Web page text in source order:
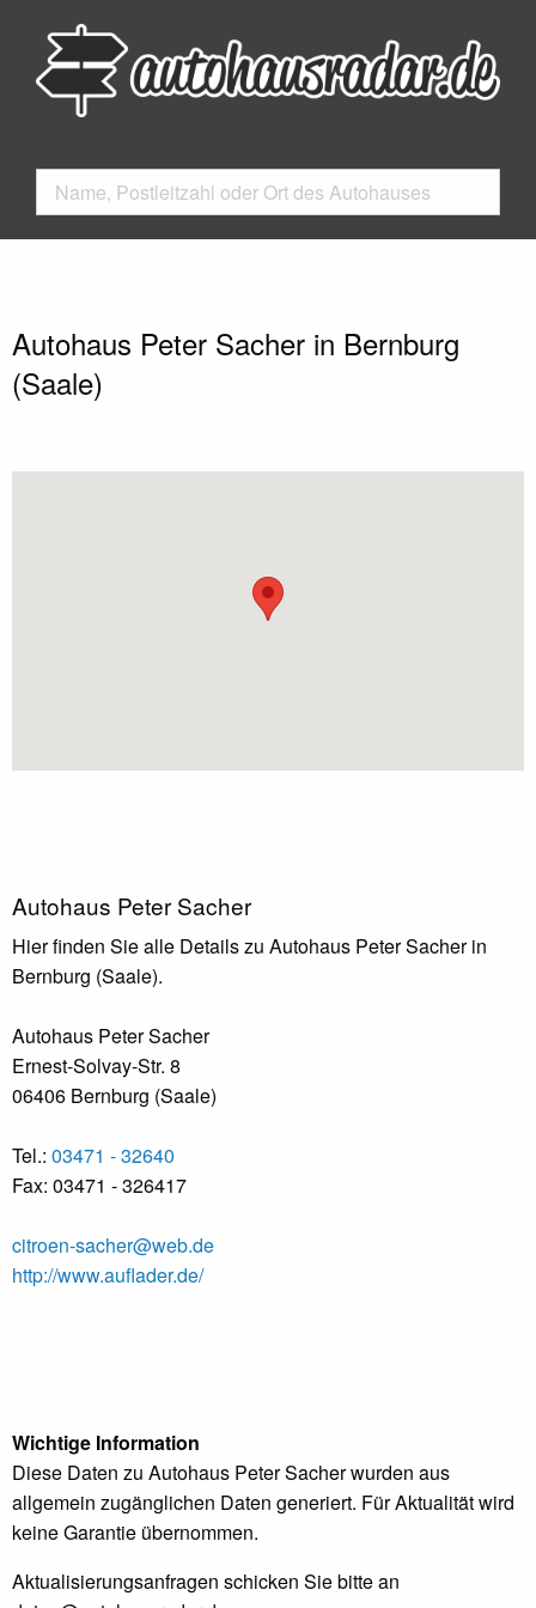
Autohaus Peter Sacher in Bernburg
(Saale)
Autohaus Peter Sacher
Hier finden Sie alle Details zu Autohaus Peter Sacher in
Bernburg (Saale).
Autohaus Peter Sacher
Ernest-Solvay-Str. 8
06406 Bernburg (Saale)
Tel.: 03471 - 32640
Fax: 03471 - 326417
citroen-sacher@web.de
http://www.auflader.de/
Wichtige Information
Diese Daten zu Autohaus Peter Sacher wurden aus
allgemein zugänglichen Daten generiert. Für Aktualität wird
keine Garantie übernommen.
Aktualisierungsanfragen schicken Sie bitte an